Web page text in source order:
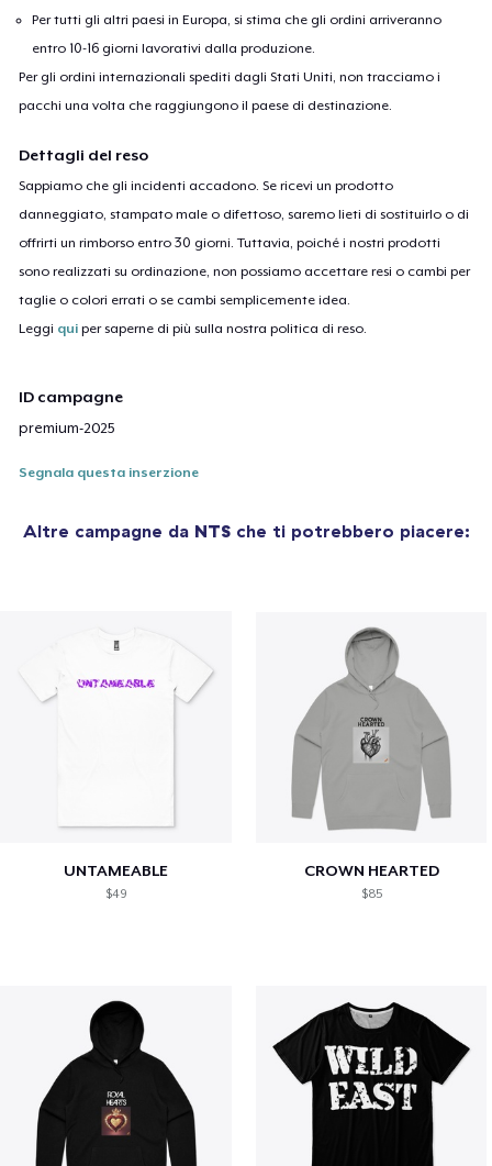
Per tutti gli altri paesi in Europa, si stima che gli ordini arriveranno
entro 10-16 giorni lavorativi dalla produzione.
Per gli ordini internazionali spediti dagli Stati Uniti, non tracciamo i
pacchi una volta che raggiungono il paese di destinazione.
Dettagli del reso
Sappiamo che gli incidenti accadono. Se ricevi un prodotto
danneggiato, stampato male o difettoso, saremo lieti di sostituirlo o di
offrirti un rimborso entro 30 giorni. Tuttavia, poiché i nostri prodotti
sono realizzati su ordinazione, non possiamo accettare resi o cambi per
taglie o colori errati o se cambi semplicemente idea.
Leggi qui per saperne di più sulla nostra politica di reso.
ID campagne
premium-2025
Segnala questa inserzione
Altre campagne da NTSche ti potrebbero piacere:
UNTAMEABLE
$49
CROWN HEARTED
$85